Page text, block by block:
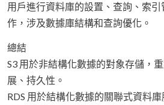
用戶進行資料庫的設置、查詢、索
作，涉及數據庫結構和查詢優化。
總結
S3 用於非結構化數據的對象存儲，
展、持久性。
RDS 用於結構化數據的關聯式資料